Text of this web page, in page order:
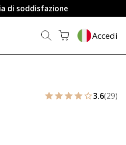
di soddisfazione
Accedi
3.6(29)